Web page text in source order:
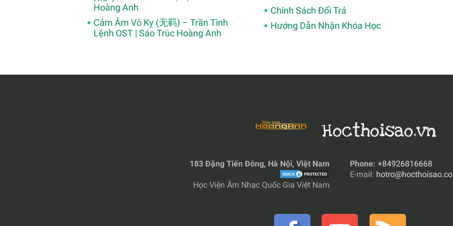
Hoàng Anh
Cảm Âm Vô Kỵ (无羁) – Trần Tình
Lệnh OST | Sáo Trúc Hoàng Anh
Chính Sách Đổi Trả
Hướng Dẫn Nhận Khóa Học
Hocthoisao.vn
Phone: +84926816668
E-mail:
183 Đặng Tiến Đông, Hà Nội, Việt Nam
Học Viện Âm Nhạc Quốc Gia Việt Nam